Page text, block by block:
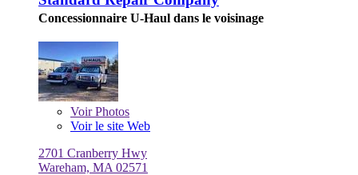
Concessionnaire U-Haul dans le voisinage
VoirPhotos
Voir le site Web
2701 Cranberry Hwy
Wareham, MA 02571